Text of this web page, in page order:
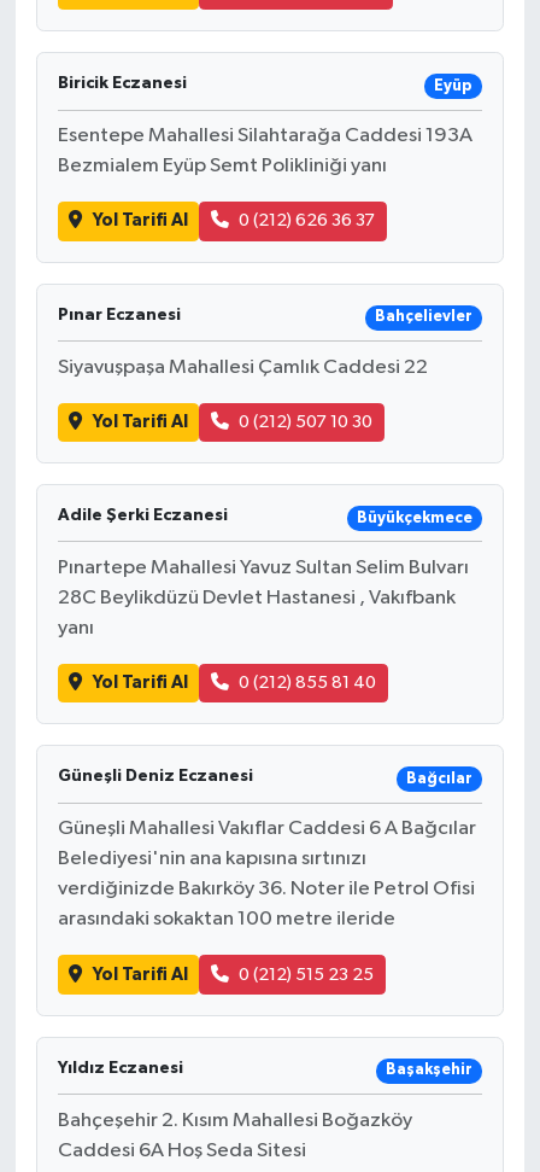
Biricik Eczanesi Eyüp
Esentepe Mahallesi Silahtarağa Caddesi 193A
Bezmialem Eyüp Semt Polikliniği yanı
Yol Tarifi Al 0 (212) 626 36 37
Pınar Eczanesi Bahçelievler
Siyavuşpaşa Mahallesi Çamlık Caddesi 22
Yol Tarifi Al 0 (212) 507 10 30
Adile Şerki Eczanesi Büyükçekmece
Pınartepe Mahallesi Yavuz Sultan Selim Bulvarı
28C Beylikdüzü Devlet Hastanesi , Vakıfbank
yanı
Yol Tarifi Al 0 (212) 855 81 40
Güneşli Deniz Eczanesi Bağcılar
Güneşli Mahallesi Vakıflar Caddesi 6 A Bağcılar
Belediyesi'nin ana kapısına sırtınızı
verdiğinizde Bakırköy 36. Noter ile Petrol Ofisi
arasındaki sokaktan 100 metre ileride
Yol Tarifi Al 0 (212) 515 23 25
Yıldız Eczanesi Başakşehir
Bahçeşehir 2. Kısım Mahallesi Boğazköy
Caddesi 6A Hoş Seda Sitesi